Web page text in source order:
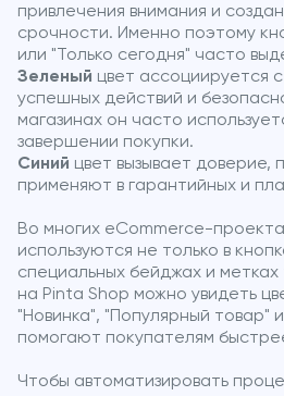
привлечения внимания и
срочности. Именно поэтому
или "Только сегодня" часто
Зеленый цвет ассоциируется
успешных действий и
магазинах он часто
завершении покупки.
Синий цвет вызывает доверие,
применяют в гарантийных и
Во многих eCommerce-
используются не только в
специальных бейджах и
на Pinta Shop можно увидеть
"Новинка", "Популярный товар"
помогают покупателям
Чтобы автоматизировать